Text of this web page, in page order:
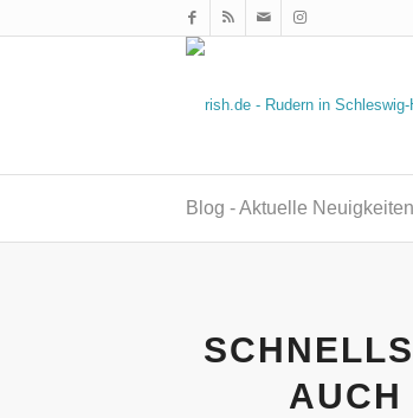
Blog - Aktuelle Neuigkeiten
AUCH